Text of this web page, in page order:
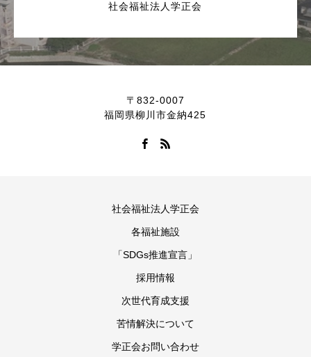
社会福祉法人学正会
〒832-0007
福岡県柳川市金納425
社会福祉法人学正会
各福祉施設
「SDGs推進宣言」
採用情報
次世代育成支援
苦情解決について
学正会お問い合わせ